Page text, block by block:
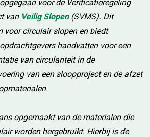
voor de Verificatieregeling
van Veilig Slopen(SVMS). Dit
voor circulair slopen en biedt
handvatten voor een
van circulariteit in de
van een sloopproject en de afzet
opgemaakt van de materialen die
worden hergebruikt. Hierbij is de